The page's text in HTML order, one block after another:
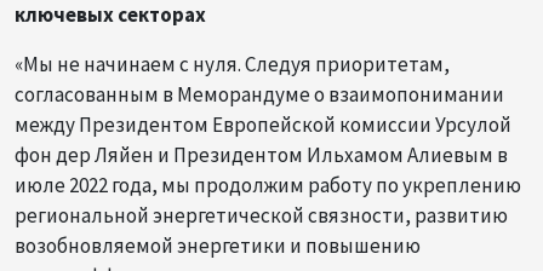
ключевых секторах
«Мы не начинаем с нуля. Следуя приоритетам,
согласованным в Меморандуме о взаимопонимании
между Президентом Европейской комиссии Урсулой
фон дер Ляйен и Президентом Ильхамом Алиевым в
июле 2022 года, мы продолжим работу по укреплению
региональной энергетической связности, развитию
возобновляемой энергетики и повышению